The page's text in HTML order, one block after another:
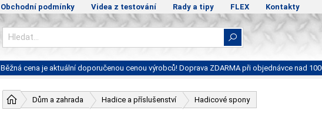
Obchodní podmínky Videa z testování Rady a tipy FLEX Kontakty
Běžná cena je aktuální doporučenou cenou výrobců! Doprava ZDARMA při objednávce nad
Dům a zahrada Hadice a příslušenství Hadicové spony